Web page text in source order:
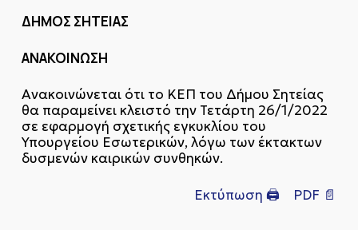
ΔΗΜΟΣ ΣΗΤΕΙΑΣ
ΑΝΑΚΟΙΝΩΣΗ
Ανακοινώνεται ότι το ΚΕΠ του Δήμου Σητείας
θα παραμείνει κλειστό την Τετάρτη 26/1/2022
σε εφαρμογή σχετικής εγκυκλίου του
Υπουργείου Εσωτερικών, λόγω των έκτακτων
δυσμενών καιρικών συνθηκών.
Εκτύπωση 🖨 PDF 📄